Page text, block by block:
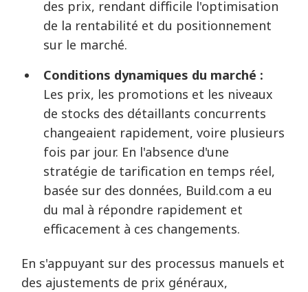
des prix, rendant difficile l'optimisation
de la rentabilité et du positionnement
sur le marché.
Conditions dynamiques du marché :
Les prix, les promotions et les niveaux
de stocks des détaillants concurrents
changeaient rapidement, voire plusieurs
fois par jour. En l'absence d'une
stratégie de tarification en temps réel,
basée sur des données, Build.com a eu
du mal à répondre rapidement et
efficacement à ces changements.
En s'appuyant sur des processus manuels et
des ajustements de prix généraux,